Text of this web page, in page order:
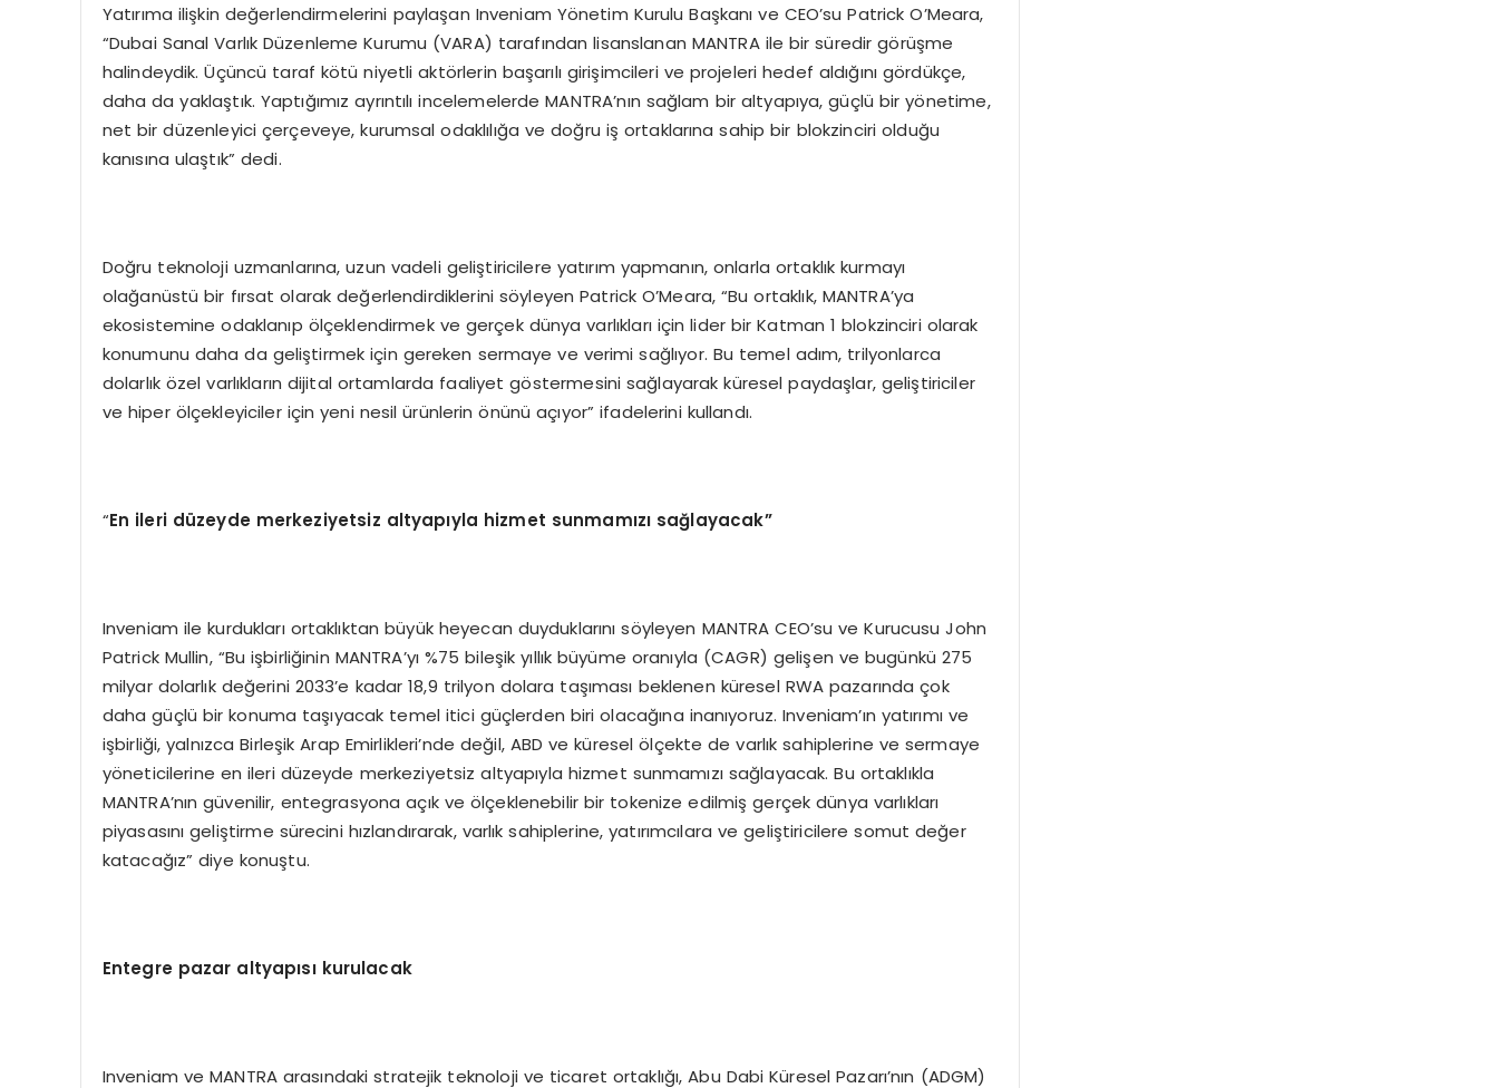
Yatırıma ilişkin değerlendirmelerini paylaşan Inveniam Yönetim Kurulu Başkanı ve CEO’su Patrick O’Meara,
“Dubai Sanal Varlık Düzenleme Kurumu (VARA) tarafından lisanslanan MANTRA ile bir süredir görüşme
halindeydik. Üçüncü taraf kötü niyetli aktörlerin başarılı girişimcileri ve projeleri hedef aldığını gördükçe,
daha da yaklaştık. Yaptığımız ayrıntılı incelemelerde MANTRA’nın sağlam bir altyapıya, güçlü bir yönetime,
net bir düzenleyici çerçeveye, kurumsal odaklılığa ve doğru iş ortaklarına sahip bir blokzinciri olduğu
kanısına ulaştık” dedi.
Doğru teknoloji uzmanlarına, uzun vadeli geliştiricilere yatırım yapmanın, onlarla ortaklık kurmayı
olağanüstü bir fırsat olarak değerlendirdiklerini söyleyen Patrick O’Meara, “Bu ortaklık, MANTRA’ya
ekosistemine odaklanıp ölçeklendirmek ve gerçek dünya varlıkları için lider bir Katman 1 blokzinciri olarak
konumunu daha da geliştirmek için gereken sermaye ve verimi sağlıyor. Bu temel adım, trilyonlarca
dolarlık özel varlıkların dijital ortamlarda faaliyet göstermesini sağlayarak küresel paydaşlar, geliştiriciler
ve hiper ölçekleyiciler için yeni nesil ürünlerin önünü açıyor” ifadelerini kullandı.
“En ileri düzeyde merkeziyetsiz altyapıyla hizmet sunmamızı sağlayacak”
Inveniam ile kurdukları ortaklıktan büyük heyecan duyduklarını söyleyen MANTRA CEO’su ve Kurucusu John
Patrick Mullin, “Bu işbirliğinin MANTRA’yı %75 bileşik yıllık büyüme oranıyla (CAGR) gelişen ve bugünkü 275
milyar dolarlık değerini 2033’e kadar 18,9 trilyon dolara taşıması beklenen küresel RWA pazarında çok
daha güçlü bir konuma taşıyacak temel itici güçlerden biri olacağına inanıyoruz. Inveniam’ın yatırımı ve
işbirliği, yalnızca Birleşik Arap Emirlikleri’nde değil, ABD ve küresel ölçekte de varlık sahiplerine ve sermaye
yöneticilerine en ileri düzeyde merkeziyetsiz altyapıyla hizmet sunmamızı sağlayacak. Bu ortaklıkla
MANTRA’nın güvenilir, entegrasyona açık ve ölçeklenebilir bir tokenize edilmiş gerçek dünya varlıkları
piyasasını geliştirme sürecini hızlandırarak, varlık sahiplerine, yatırımcılara ve geliştiricilere somut değer
katacağız” diye konuştu.
Entegre pazar altyapısı kurulacak
Inveniam ve MANTRA arasındaki stratejik teknoloji ve ticaret ortaklığı, Abu Dabi Küresel Pazarı’nın (ADGM)